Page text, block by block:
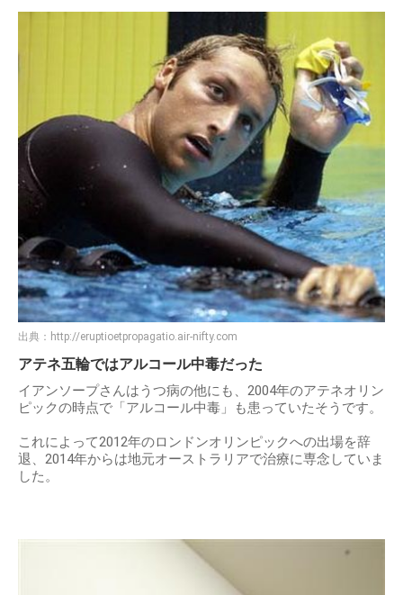
出典： http://eruptioetpropagatio.air-nifty.com
アテネ五輪ではアルコール中毒だった
イアンソープさんはうつ病の他にも、2004年のアテネオリン
ピックの時点で「アルコール中毒」も患っていたそうです。
これによって2012年のロンドンオリンピックへの出場を辞
退、2014年からは地元オーストラリアで治療に専念していま
した。